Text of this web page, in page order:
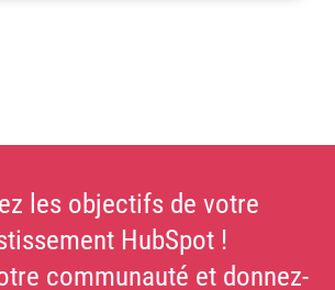
les objectifs de votre
HubSpot !
communauté et donnez-